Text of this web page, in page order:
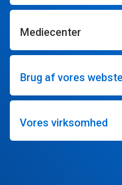
Mediecenter
Brug af vores
Vores virksomhed